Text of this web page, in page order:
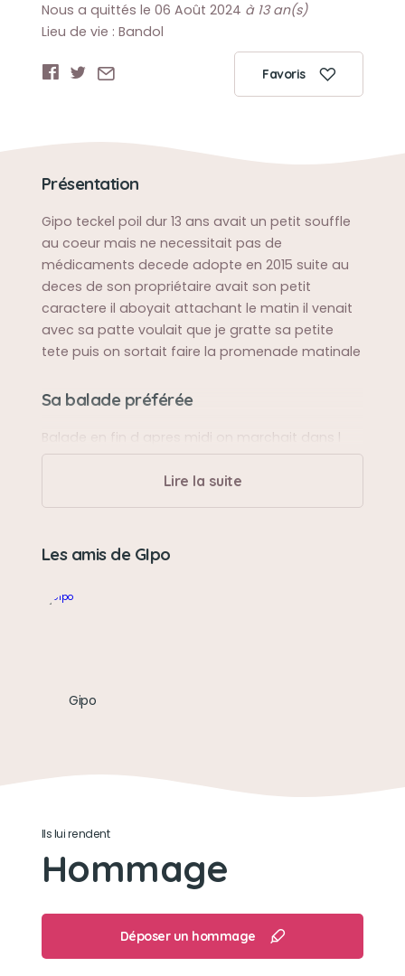
Nous a quittés le 06 Août 2024 à 13 an(s)
Lieu de vie : Bandol
Favoris
Présentation
Gipo teckel poil dur 13 ans avait un petit souffle
au coeur mais ne necessitait pas de
médicaments decede adopte en 2015 suite au
deces de son propriétaire avait son petit
caractere il aboyait attachant le matin il venait
avec sa patte voulait que je gratte sa petite
tete puis on sortait faire la promenade matinale
Sa balade préférée
Balade en fin d apres midi on marchait dans l
herbe apres le samedi o' dejeunait chez ma
soeur il aimait les balades en voiture
Un peu d aboiement
Son jouet préféré
Son loisir préféré
Lire la suite
Les amis de GIpo
Gipo
Ils lui rendent
Hommage
Déposer un hommage